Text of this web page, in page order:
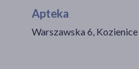
Apteka
Warszawska 6, Kozienice